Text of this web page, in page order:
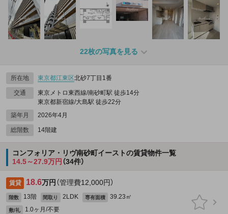
22枚の写真を見る
所在地 東京都江東区北砂7丁目1番
交通
東京メトロ東西線/南砂町駅 徒歩14分
東京都新宿線/大島駅 徒歩22分
築年月
2026年4月
総階数 14階建
コンフォリア・リヴ南砂町イーストの賃貸物件一覧
14.5～27.9万円 （34件）
賃貸 18.6万円 （管理費12,000円）
階数 13階 間取り 2LDK 専有面積 39.23㎡
敷/礼
1.0ヶ月/不要